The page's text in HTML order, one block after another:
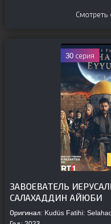
Смотреть
30 серия
ЗАВОЕВАТЕЛЬ
САЛАХАДДИН АЙЮБИ
Оригинал: Kudüs Fatihi: